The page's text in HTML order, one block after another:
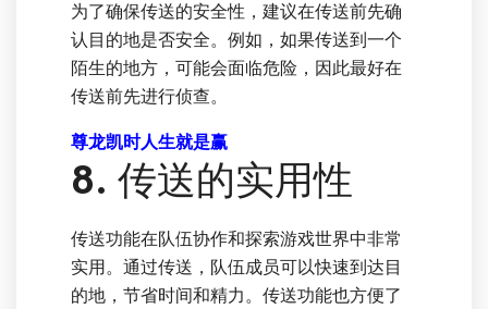
为了确保传送的安全性，建议在传送前先确
认目的地是否安全。例如，如果传送到一个
陌生的地方，可能会面临危险，因此最好在
传送前先进行侦查。
尊龙凯时人生就是赢
8. 传送的实用性
传送功能在队伍协作和探索游戏世界中非常
实用。通过传送，队伍成员可以快速到达目
的地，节省时间和精力。传送功能也方便了